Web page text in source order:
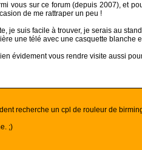
vous sur ce forum (depuis 2007), et
de me rattraper un peu !
je suis facile à trouver, je serais au
une télé avec une casquette blanche
évidement vous rendre visite aussi
recherche un cpl de rouleur de
;)